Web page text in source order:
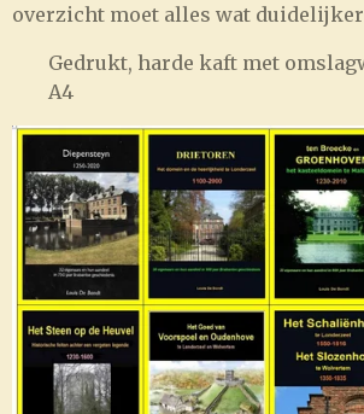
overzicht moet alles wat
Gedrukt, harde kaft met
A4